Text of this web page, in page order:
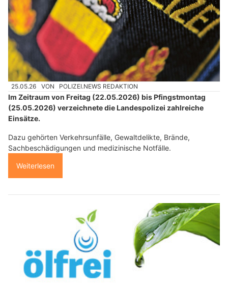
25.05.26 VON POLIZEI.NEWS REDAKTION
Im Zeitraum von Freitag (22.05.2026) bis Pfingstmontag
(25.05.2026) verzeichnete die Landespolizei zahlreiche
Einsätze.
Dazu gehörten Verkehrsunfälle, Gewaltdelikte, Brände,
Sachbeschädigungen und medizinische Notfälle.
Weiterlesen